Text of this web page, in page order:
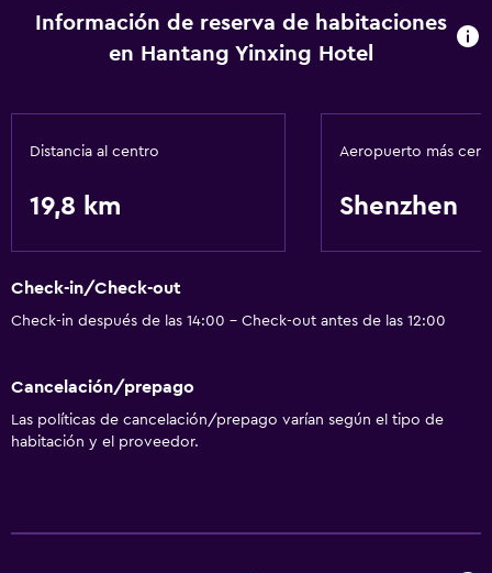
Servicio de habitaciones
Centro de negocios
Caja fuerte
Servicios básicos
Información de reserva de habitaciones
en Hantang Yinxing Hotel
Distancia al centro
19,8 km
Aeropuerto más
Shenzhen
Check-in/Check-out
Check-in después de las 14:00 - Check-out antes de las 12:00
Cancelación/prepago
Las políticas de cancelación/prepago varían según el tipo de
habitación y el proveedor.